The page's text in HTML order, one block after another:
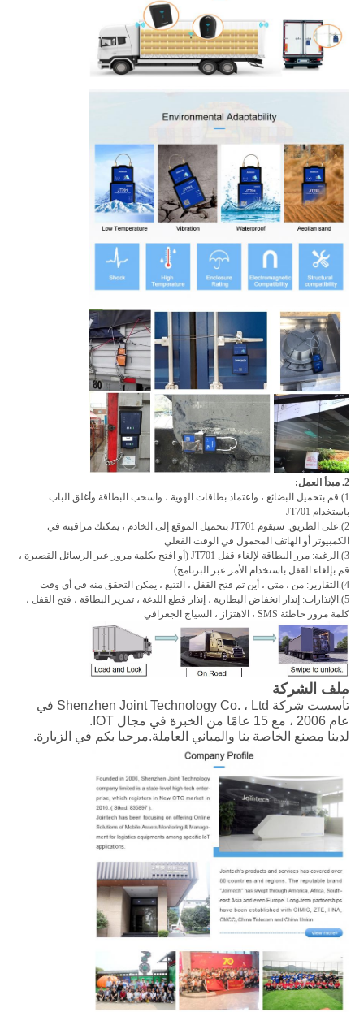
2. مبدأ العمل:
1).قم بتحميل البضائع ، واعتماد بطاقات الهوية ، واسحب البطاقة وأغلق الباب
باستخدام JT701
2).على الطريق: سيقوم JT701 بتحميل الموقع إلى الخادم ، يمكنك مراقبته في
الكمبيوتر أو الهاتف المحمول في الوقت الفعلي
3).الرغبة: مرر البطاقة لإلغاء قفل JT701 (أو افتح بكلمة مرور عبر الرسائل القصيرة ،
قم بإلغاء القفل باستخدام الأمر عبر البرنامج)
4).التقارير: من ، متى ، أين تم فتح القفل ، التتبع ، يمكن التحقق منه في أي وقت
5).الإنذارات: إنذار انخفاض البطارية ، إنذار قطع اللدغة ، تمرير البطاقة ، فتح القفل ،
كلمة مرور خاطئة SMS ، الاهتزاز ، السياج الجغرافي
ملف الشركة
تأسست شركة Shenzhen Joint Technology Co. ، Ltd في
عام 2006 ، مع 15 عامًا من الخبرة في مجال IOT.
لدينا مصنع الخاصة بنا والمباني العاملة.مرحبا بكم في الزيارة.